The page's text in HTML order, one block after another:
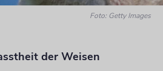
Foto: Getty Images
der Weisen